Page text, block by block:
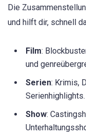
Die
und hilft dir, schnell
Film:
und
Serien: Krimis,
Serienhighlights.
Show: